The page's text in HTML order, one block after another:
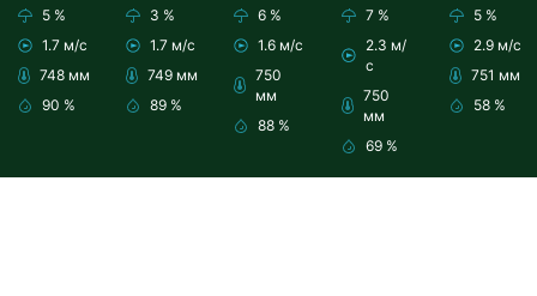
5 %
1.7 м/с
748 мм
90 %
3 %
1.7 м/с
749 мм
89 %
6 %
1.6 м/с
750
мм
88 %
7 %
2.3 м/
с
750
мм
69 %
5 %
2.9 м/с
751 мм
58 %